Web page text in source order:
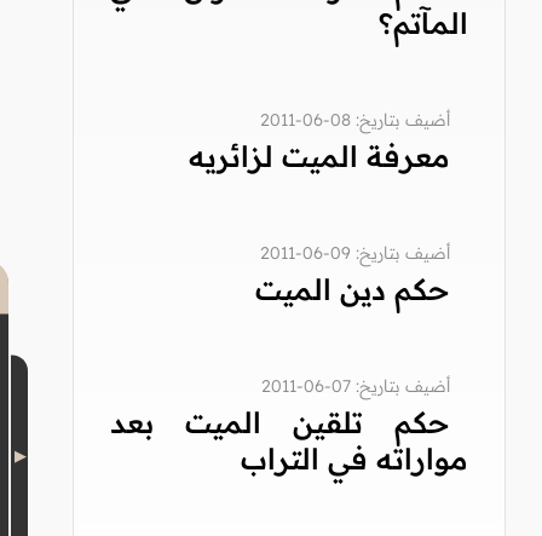
المآتم؟
أضيف بتاريخ: 08-06-2011
معرفة الميت لزائريه
أضيف بتاريخ: 09-06-2011
حكم دين الميت
أضيف بتاريخ: 07-06-2011
حكم تلقين الميت بعد
مواراته في التراب